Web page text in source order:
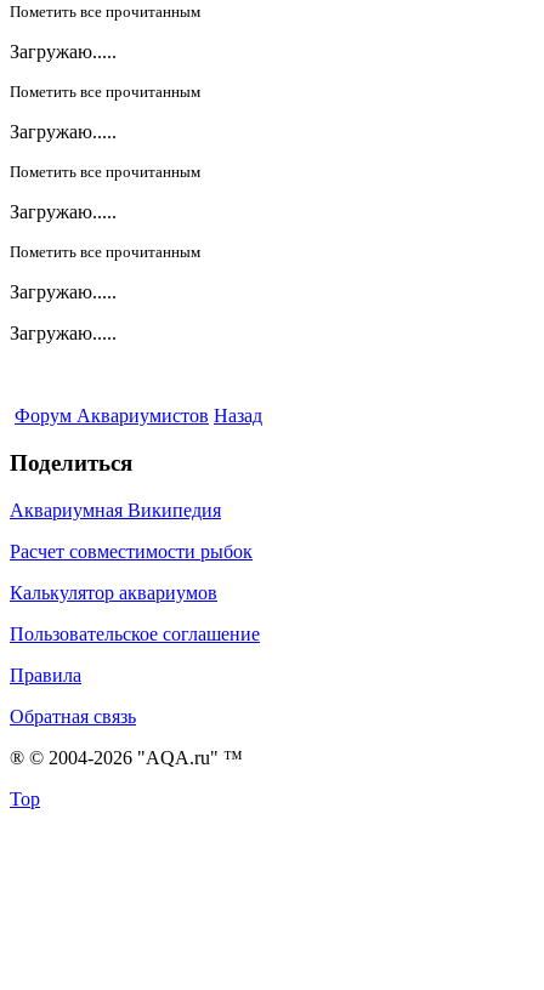
Пометить все прочитанным
Загружаю.....
Пометить все прочитанным
Загружаю.....
Пометить все прочитанным
Загружаю.....
Пометить все прочитанным
Загружаю.....
Загружаю.....
Форум Аквариумистов Назад
Поделиться
Аквариумная Википедия
Расчет совместимости рыбок
Калькулятор аквариумов
Пользовательское соглашение
Правила
Обратная связь
® © 2004-2026 "AQA.ru" ™
Top